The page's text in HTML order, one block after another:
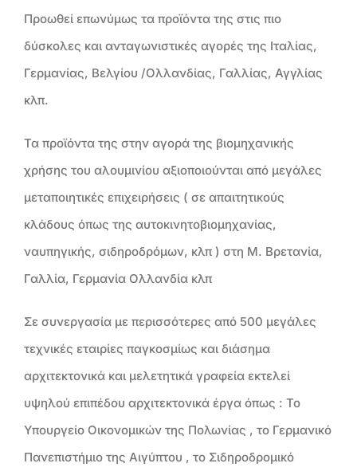
Προωθεί επωνύμως τα προϊόντα της στις πιο
δύσκολες και ανταγωνιστικές αγορές της Ιταλίας,
Γερμανίας, Βελγίου /Ολλανδίας, Γαλλίας, Αγγλίας
κλπ.
Τα προϊόντα της στην αγορά της βιομηχανικής
χρήσης του αλουμινίου αξιοποιούνται από μεγάλες
μεταποιητικές επιχειρήσεις ( σε απαιτητικούς
κλάδους όπως της αυτοκινητοβιομηχανίας,
ναυπηγικής, σιδηροδρόμων, κλπ ) στη Μ. Βρετανία,
Γαλλία, Γερμανία Ολλανδία κλπ
Σε συνεργασία με περισσότερες από 500 μεγάλες
τεχνικές εταιρίες παγκοσμίως και διάσημα
αρχιτεκτονικά και μελετητικά γραφεία εκτελεί
υψηλού επιπέδου αρχιτεκτονικά έργα όπως : Το
Υπουργείο Οικονομικών της Πολωνίας , το Γερμανικό
Πανεπιστήμιο της Αιγύπτου , το Σιδηροδρομικό